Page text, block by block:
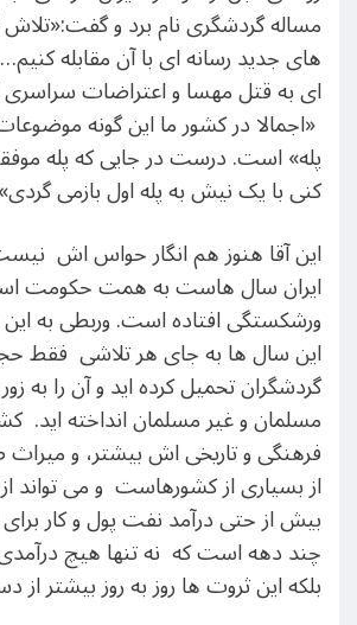
مساله گردشگری نام برد و گفت:«تلاش
های جدید رسانه ای با آن مقابله کنیم…
ای به قتل مهسا و اعتراضات سراسری
«اجمالا در کشور ما این گونه
پله» است. درست در جایی که پله
کنی با یک نیش به پله اول بازمی گردی»
این آقا هنوز هم انگار حواس اش
ایران سال هاست به همت حکومت
ورشکستگی افتاده است. وربطی به این
این سال ها به جای هر تلاشی فقط
گردشگران تحمیل کرده اید و آن را به
مسلمان و غیر مسلمان انداخته اید.
فرهنگی و تاریخی اش بیشتر، و میراث
از بسیاری از کشورهاست و می تواند
بیش از حتی درآمد نفت پول و کار برای
چند دهه است که نه تنها هیچ درآمدی
بلکه این ثروت ها روز به روز بیشتر